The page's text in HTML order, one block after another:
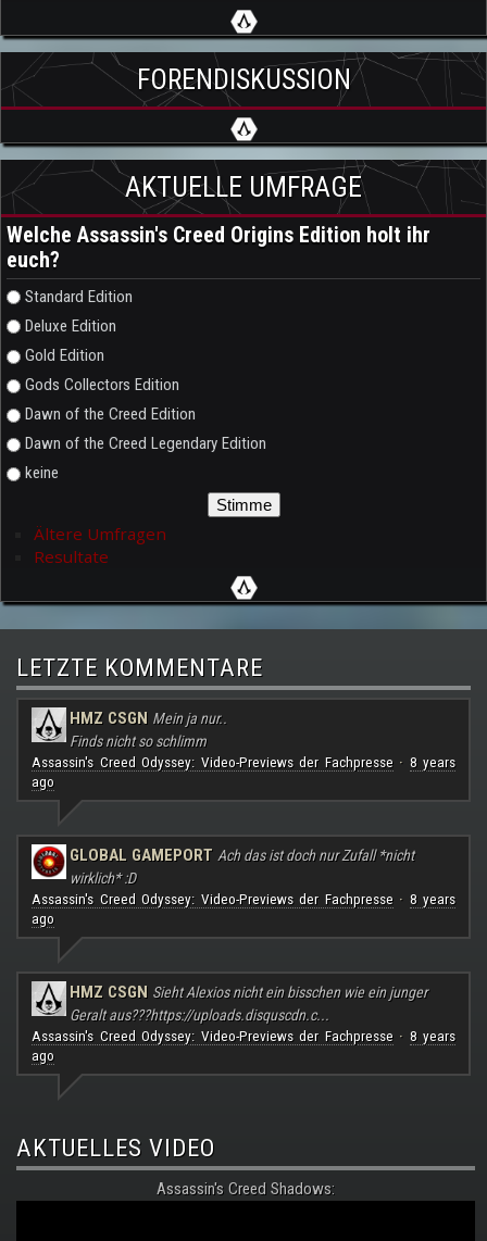
FORENDISKUSSION
AKTUELLE UMFRAGE
Welche Assassin's Creed Origins Edition holt ihr
euch?
Auswahlmöglichkeiten
Standard Edition
Deluxe Edition
Gold Edition
Gods Collectors Edition
Dawn of the Creed Edition
Dawn of the Creed Legendary Edition
keine
Ältere Umfragen
Resultate
LETZTE KOMMENTARE
HMZ CSGN Mein ja nur..
Finds nicht so schlimm
Assassin's Creed Odyssey: Video-Previews der Fachpresse· 8 years
ago
GLOBAL GAMEPORT Ach das ist doch nur Zufall *nicht
wirklich* :D
Assassin's Creed Odyssey: Video-Previews der Fachpresse· 8 years
ago
HMZ CSGN Sieht Alexios nicht ein bisschen wie ein junger
Geralt aus???https://uploads.disquscdn.c...
Assassin's Creed Odyssey: Video-Previews der Fachpresse· 8 years
ago
AKTUELLES VIDEO
Assassin's Creed Shadows: